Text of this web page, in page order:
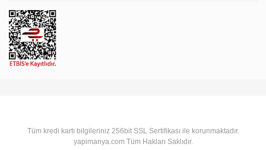
Tüm kredi kartı bilgileriniz 256bit SSL Sertifikası ile korunmaktadır.
yapimanya.com Tüm Hakları Saklıdır.